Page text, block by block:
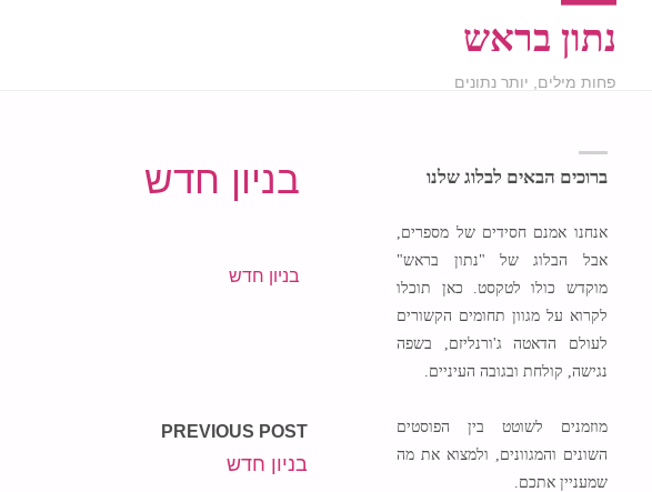
נתון בראש
פחות מילים, יותר נתונים
בניון חדש
בניון חדש
PREVIOUS POST
בניון חדש
ברוכים הבאים לבלוג שלנו
אנחנו אמנם חסידים של מספרים,
אבל הבלוג של "נתון בראש"
מוקדש כולו לטקסט. כאן תוכלו
לקרוא על מגוון תחומים הקשורים
לעולם הדאטה ג'ורנליזם, בשפה
נגישה, קולחת ובגובה העיניים.
מוזמנים לשוטט בין הפוסטים
השונים והמגוונים, ולמצוא את מה
שמעניין אתכם.